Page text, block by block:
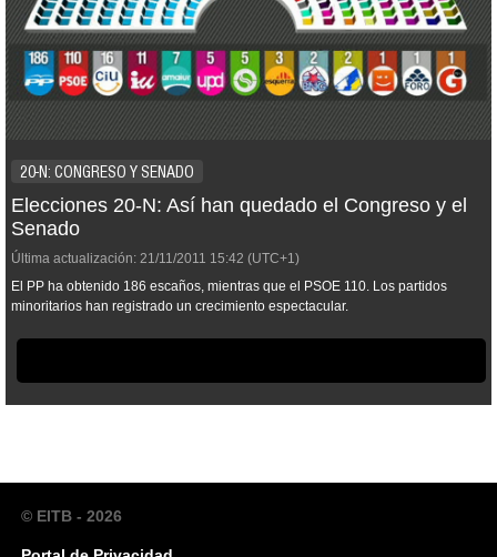
20-N: CONGRESO Y SENADO
Elecciones 20-N: Así han quedado el Congreso y el
Senado
Última actualización: 21/11/2011 15:42 (UTC+1)
El PP ha obtenido 186 escaños, mientras que el PSOE 110. Los partidos
minoritarios han registrado un crecimiento espectacular.
© EITB - 2026